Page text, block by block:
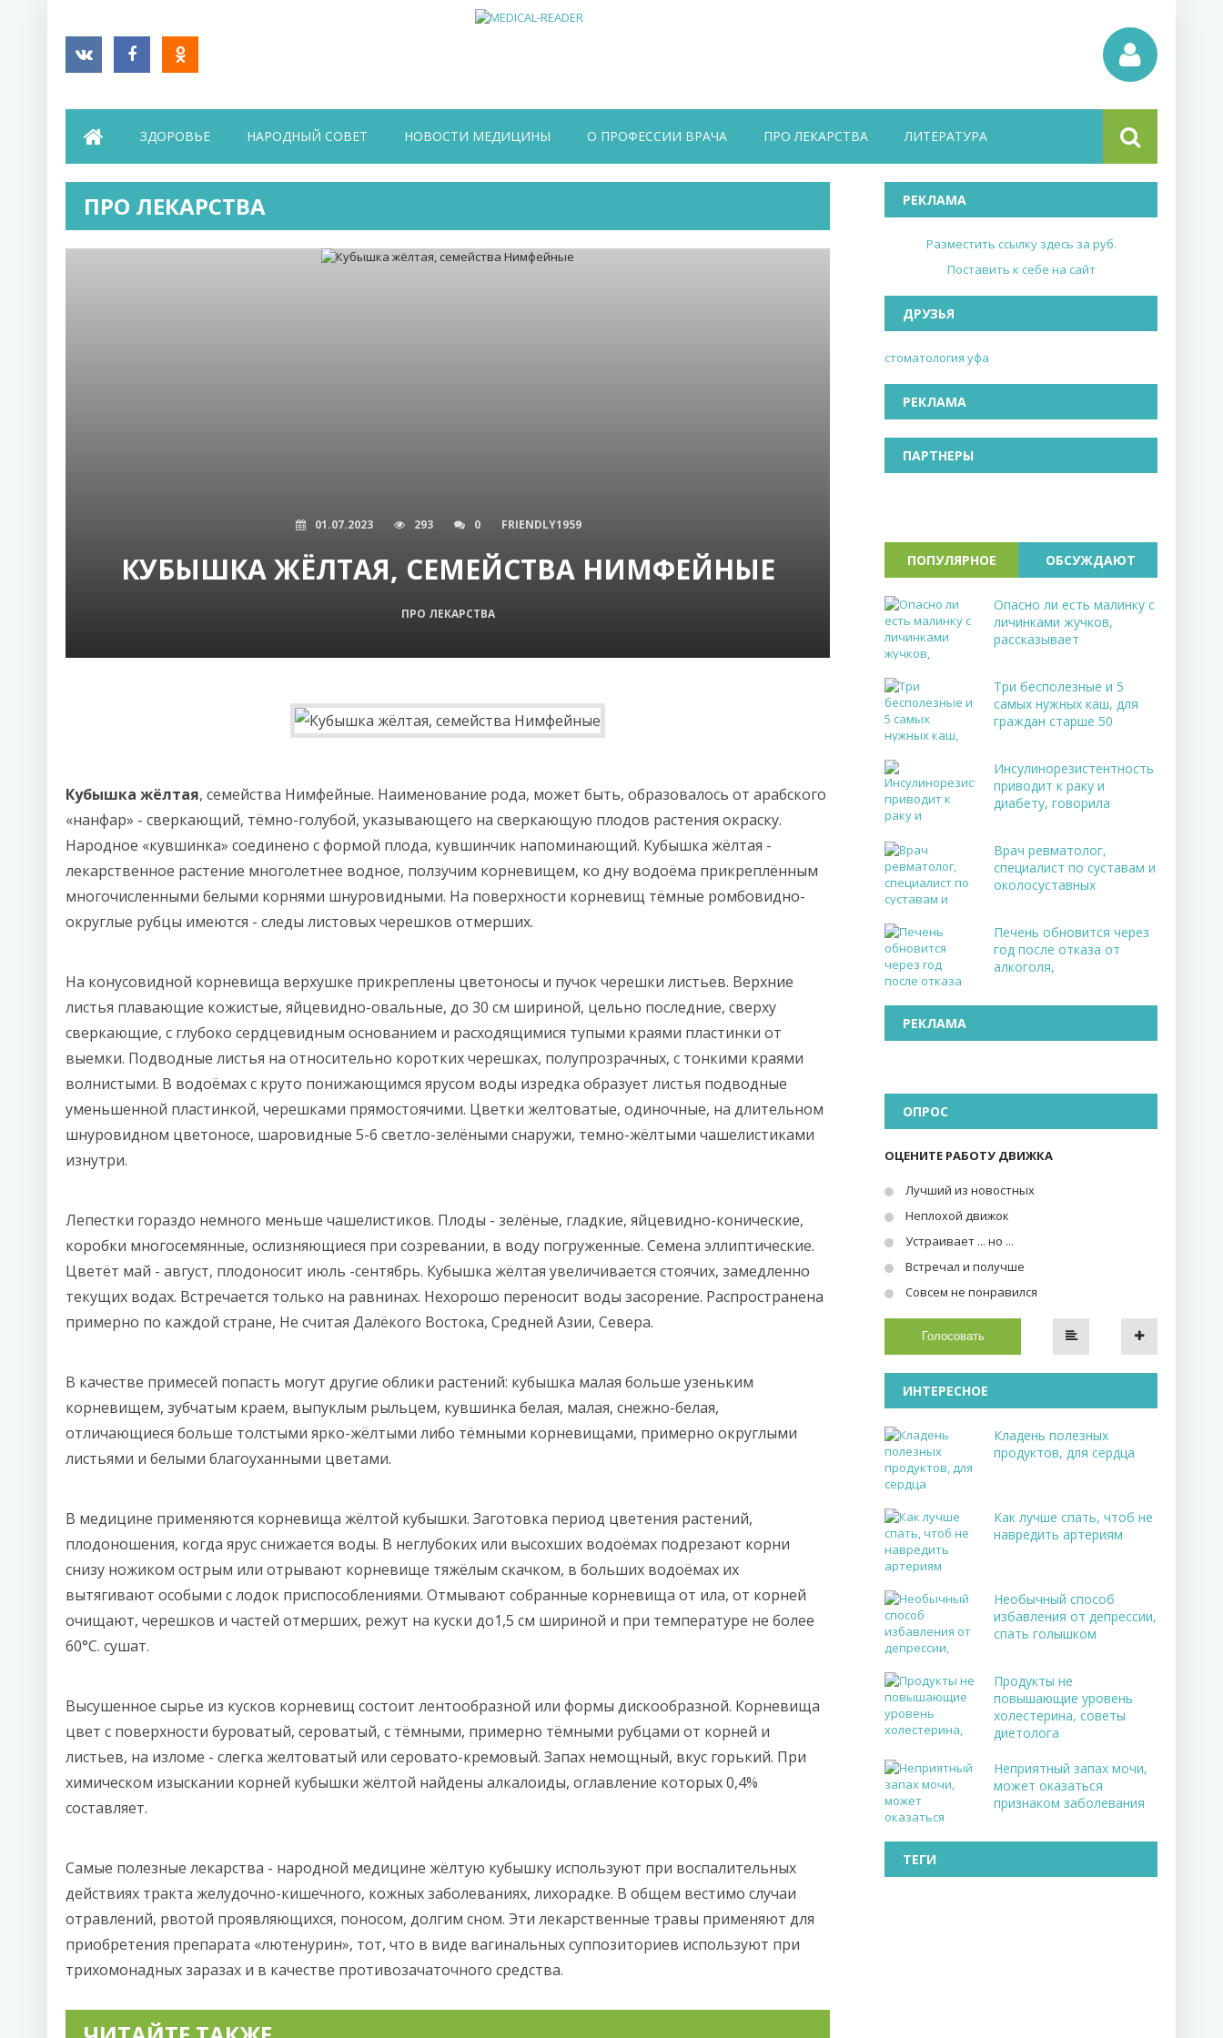
ЗДОРОВЬЕ НАРОДНЫЙ СОВЕТ НОВОСТИ МЕДИЦИНЫ О ПРОФЕССИИ ВРАЧА ПРО ЛЕКАРСТВА ЛИТЕРАТУРА
ПРО ЛЕКАРСТВА
01.07.2023 293 0 FRIENDLY1959
КУБЫШКА ЖЁЛТАЯ, СЕМЕЙСТВА НИМФЕЙНЫЕ
ПРО ЛЕКАРСТВА
Кубышка жёлтая, семейства Нимфейные. Наименование рода, может быть, образовалось от арабского
«нанфар» - сверкающий, тёмно-голубой, указывающего на сверкающую плодов растения окраску.
Народное «кувшинка» соединено с формой плода, кувшинчик напоминающий. Кубышка жёлтая -
лекарственное растение многолетнее водное, ползучим корневищем, ко дну водоёма прикреплённым
многочисленными белыми корнями шнуровидными. На поверхности корневищ тёмные ромбовидно-
округлые рубцы имеются - следы листовых черешков отмерших.
На конусовидной корневища верхушке прикреплены цветоносы и пучок черешки листьев. Верхние
листья плавающие кожистые, яйцевидно-овальные, до 30 см шириной, цельно последние, сверху
сверкающие, с глубоко сердцевидным основанием и расходящимися тупыми краями пластинки от
выемки. Подводные листья на относительно коротких черешках, полупрозрачных, с тонкими краями
волнистыми. В водоёмах с круто понижающимся ярусом воды изредка образует листья подводные
уменьшенной пластинкой, черешками прямостоячими. Цветки желтоватые, одиночные, на длительном
шнуровидном цветоносе, шаровидные 5-6 светло-зелёными снаружи, темно-жёлтыми чашелистиками
изнутри.
Лепестки гораздо немного меньше чашелистиков. Плоды - зелёные, гладкие, яйцевидно-конические,
коробки многосемянные, ослизняющиеся при созревании, в воду погруженные. Семена эллиптические.
Цветёт май - август, плодоносит июль -сентябрь. Кубышка жёлтая увеличивается стоячих, замедленно
текущих водах. Встречается только на равнинах. Нехорошо переносит воды засорение. Распространена
примерно по каждой стране, Не считая Далёкого Востока, Средней Азии, Севера.
В качестве примесей попасть могут другие облики растений: кубышка малая больше узеньким
корневищем, зубчатым краем, выпуклым рыльцем, кувшинка белая, малая, снежно-белая,
отличающиеся больше толстыми ярко-жёлтыми либо тёмными корневищами, примерно округлыми
листьями и белыми благоуханными цветами.
В медицине применяются корневища жёлтой кубышки. Заготовка период цветения растений,
плодоношения, когда ярус снижается воды. В неглубоких или высохших водоёмах подрезают корни
снизу ножиком острым или отрывают корневище тяжёлым скачком, в больших водоёмах их
вытягивают особыми с лодок приспособлениями. Отмывают собранные корневища от ила, от корней
очищают, черешков и частей отмерших, режут на куски до1,5 см шириной и при температуре не более
60°С. сушат.
Высушенное сырье из кусков корневищ состоит лентообразной или формы дискообразной. Корневища
цвет с поверхности буроватый, сероватый, с тёмными, примерно тёмными рубцами от корней и
листьев, на изломе - слегка желтоватый или серовато-кремовый. Запах немощный, вкус горький. При
химическом изыскании корней кубышки жёлтой найдены алкалоиды, оглавление которых 0,4%
составляет.
Самые полезные лекарства - народной медицине жёлтую кубышку используют при воспалительных
действиях тракта желудочно-кишечного, кожных заболеваниях, лихорадке. В общем вестимо случаи
отравлений, рвотой проявляющихся, поносом, долгим сном. Эти лекарственные травы применяют для
приобретения препарата «лютенурин», тот, что в виде вагинальных суппозиториев используют при
трихомонадных заразах и в качестве противозачаточного средства.
РЕКЛАМА
Разместить ссылку здесь за руб.
Поставить к себе на сайт
ДРУЗЬЯ
стоматология уфа
РЕКЛАМА
ПАРТНЕРЫ
ПОПУЛЯРНОЕ ОБСУЖДАЮТ
Опасно ли есть малинку с
личинками жучков,
рассказывает
Три бесполезные и 5
самых нужных каш, для
граждан старше 50
Инсулинорезистентность
приводит к раку и
диабету, говорила
Врач ревматолог,
специалист по суставам и
околосуставных
Печень обновится через
год после отказа от
алкоголя,
РЕКЛАМА
ОПРОС
ОЦЕНИТЕ РАБОТУ ДВИЖКА
Лучший из новостных
Неплохой движок
Устраивает ... но ...
Встречал и получше
Совсем не понравился
Голосовать
ИНТЕРЕСНОЕ
Кладень полезных
продуктов, для сердца
Как лучше спать, чтоб не
навредить артериям
Необычный способ
избавления от депрессии,
спать голышком
Продукты не
повышающие уровень
холестерина, советы
диетолога
Неприятный запах мочи,
может оказаться
признаком заболевания
ТЕГИ